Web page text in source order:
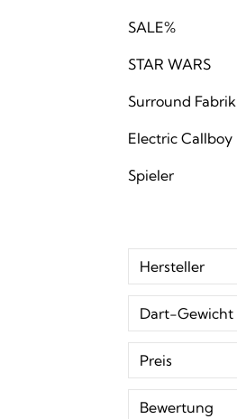
SALE%
STAR WARS
Surround Fabrik
Electric Callboy
Spieler
Hersteller
Dart-Gewicht
Preis
Bewertung